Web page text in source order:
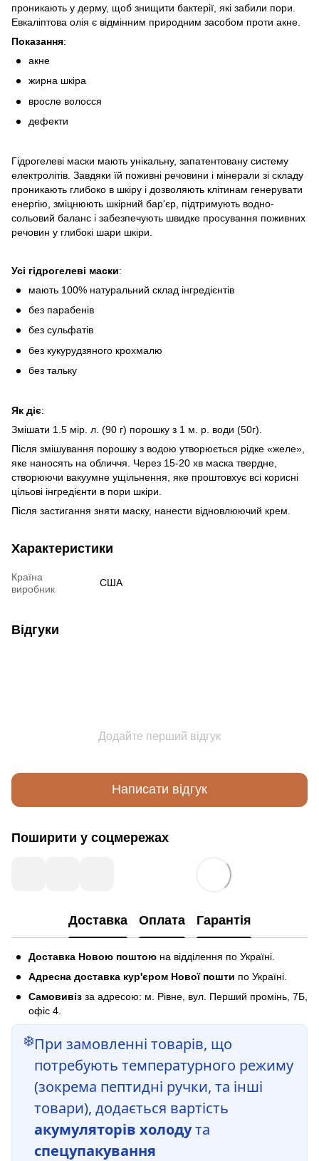
проникають у дерму, щоб знищити бактерії, які забили пори.
Евкаліптова олія є відмінним природним засобом проти акне.
Показання:
акне
жирна шкіра
вросле волосся
дефекти
Гідрогелеві маски мають унікальну, запатентовану систему
електролітів. Завдяки їй поживні речовини і мінерали зі складу
проникають глибоко в шкіру і дозволяють клітинам генерувати
енергію, зміцнюють шкірний бар'єр, підтримують водно-
сольовий баланс і забезпечують швидке просування поживних
речовин у глибокі шари шкіри.
Усі гідрогелеві маски:
мають 100% натуральний склад інгредієнтів
без парабенів
без сульфатів
без кукурудзяного крохмалю
без тальку⁣
Як діє:
Змішати 1.5 мір. л. (90 г) порошку з 1 м. р. води (50г).
Після змішування порошку з водою утворюється рідке «желе»,
яке наносять на обличчя. Через 15-20 хв маска твердне,
створюючи вакуумне ущільнення, яке проштовхує всі корисні
цільові інгредієнти в пори шкіри.
Після застигання зняти маску, нанести відновлюючий крем.
Характеристики
Країна
виробник
США
Відгуки
Додайте перший відгук
Написати відгук
Поширити у соцмережах
Доставка Оплата Гарантія
Доставка Новою поштою на відділення по Україні.
Адресна доставка кур'єром Нової пошти по Україні.
Самовивіз за адресою: м. Рівне, вул. Перший промінь, 7Б,
офіс 4.
❄️При замовленні товарів, що
потребують температурного режиму
(зокрема пептидні ручки, та інші
товари), додається вартість
акумуляторів холодута
спецупакування